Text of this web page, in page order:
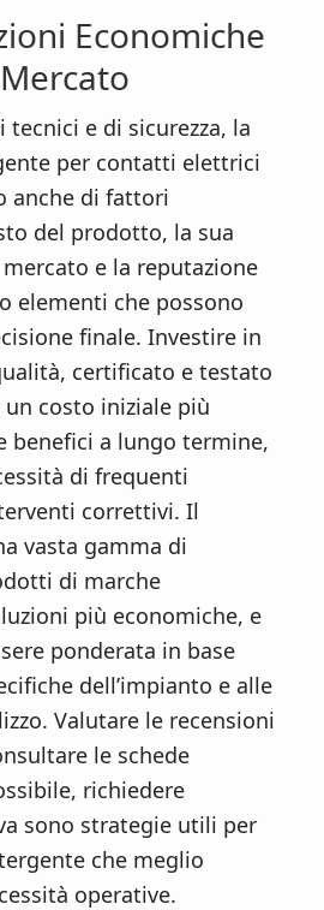
Economiche
e di sicurezza, la
per contatti elettrici
anche di fattori
del prodotto, la sua
e la reputazione
elementi che possono
finale. Investire in
certificato e testato
costo iniziale più
benefici a lungo termine,
di frequenti
correttivi. Il
vasta gamma di
di marche
più economiche, e
ponderata in base
dell’impianto e alle
Valutare le recensioni
le schede
richiedere
sono strategie utili per
che meglio
operative.